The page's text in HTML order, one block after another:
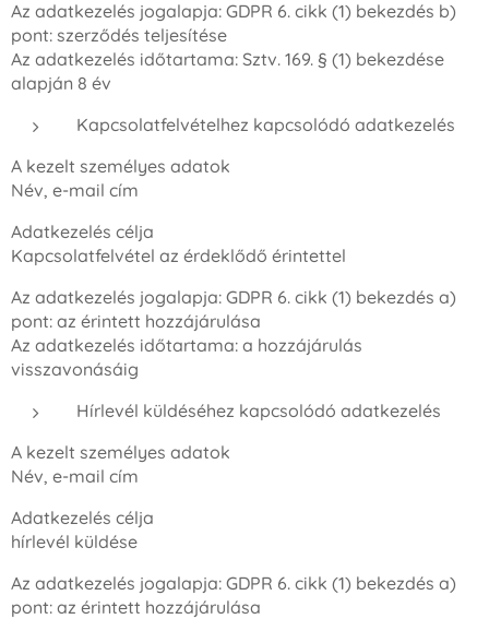
Az adatkezelés jogalapja: GDPR 6. cikk (1) bekezdés b)
pont: szerződés teljesítése
Az adatkezelés időtartama: Sztv. 169. § (1) bekezdése
alapján 8 év
Kapcsolatfelvételhez kapcsolódó adatkezelés
A kezelt személyes adatok
Név, e-mail cím
Adatkezelés célja
Kapcsolatfelvétel az érdeklődő érintettel
Az adatkezelés jogalapja: GDPR 6. cikk (1) bekezdés a)
pont: az érintett hozzájárulása
Az adatkezelés időtartama: a hozzájárulás
visszavonásáig
Hírlevél küldéséhez kapcsolódó adatkezelés
A kezelt személyes adatok
Név, e-mail cím
Adatkezelés célja
hírlevél küldése
Az adatkezelés jogalapja: GDPR 6. cikk (1) bekezdés a)
pont: az érintett hozzájárulása